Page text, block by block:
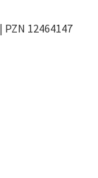
12464147